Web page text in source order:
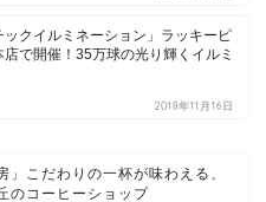
ックイルミネーション」ラッキーピ
店で開催！35万球の光り輝くイルミ
2018年11月16日
」こだわりの一杯が味わえる、
のコーヒーショップ